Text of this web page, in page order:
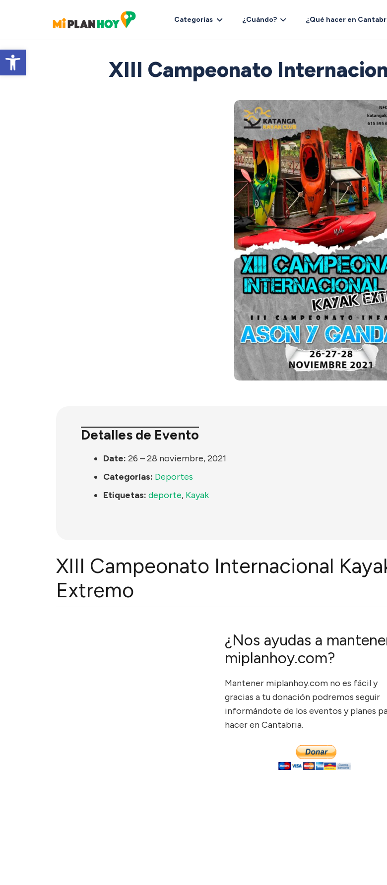
Abrir barra de herramientas
Categorías ¿Cuándo? ¿Qué hacer en
XIII Campeonato
Detalles de Evento
Date: 26 –28 noviembre, 2021
Categorías: Deportes
Etiquetas: deporte, Kayak
XIII Campeonato Internacional
Extremo
¿Nos ayudas a
miplanhoy.com?
Mantener miplanhoy.com no es fácil y
gracias a tu donación podremos seguir
informándote de los eventos y planes
hacer en Cantabria.